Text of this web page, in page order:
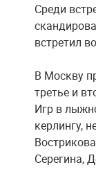
Среди
встретил
В Москву
третье и
Игр в
керлингу,
Серегина,